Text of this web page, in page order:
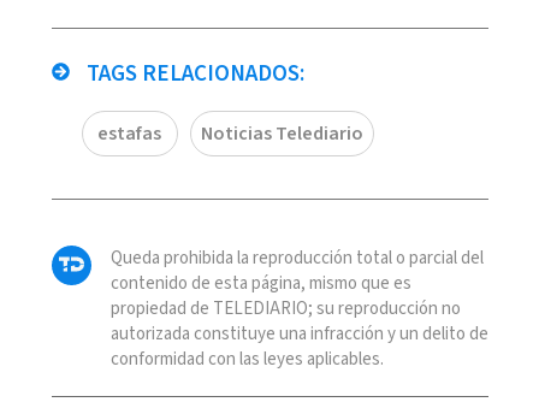
TAGS RELACIONADOS:
estafas Noticias Telediario
Queda prohibida la reproducción total o parcial del
contenido de esta página, mismo que es
propiedad de TELEDIARIO; su reproducción no
autorizada constituye una infracción y un delito de
conformidad con las leyes aplicables.